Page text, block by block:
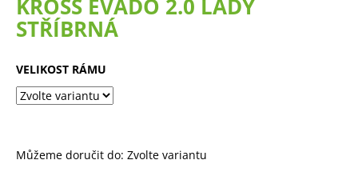
KROSS EVADO 2.0 LADY
STŘÍBRNÁ
VELIKOST RÁMU
Můžeme doručit do: Zvolte variantu
a
j
í
t
?